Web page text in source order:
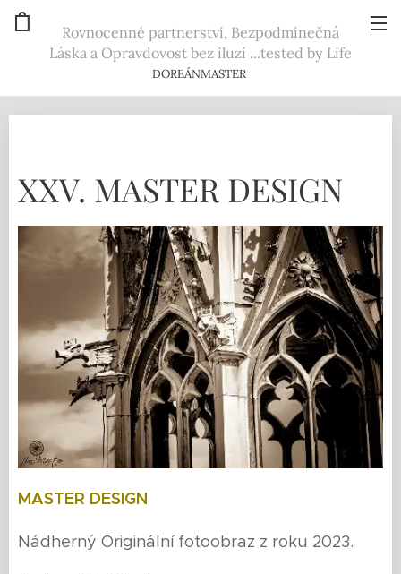
Rovnocenné partnerství, Bezpodmínečná
Láska a Opravdovost bez iluzí ...tested by Life
DOREÁNMASTER
XXV. MASTER DESIGN
MASTER DESIGN
Nádherný Originální fotoobraz z roku 2023.